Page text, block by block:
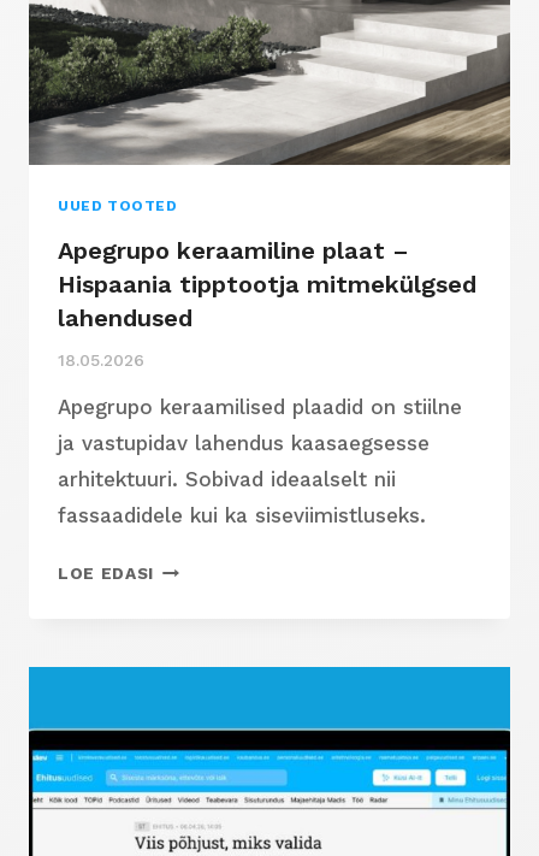
UUED TOOTED
Apegrupo keraamiline plaat –
Hispaania tipptootja mitmekülgsed
lahendused
18.05.2026
Apegrupo keraamilised plaadid on stiilne
ja vastupidav lahendus kaasaegsesse
arhitektuuri. Sobivad ideaalselt nii
fassaadidele kui ka siseviimistluseks.
LOE EDASI APEGRUPO
LAHENDUSED